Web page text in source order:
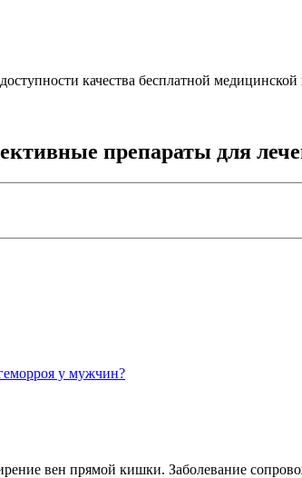
качества бесплатной
препараты для
у мужчин?
вен прямой кишки. Заболевание